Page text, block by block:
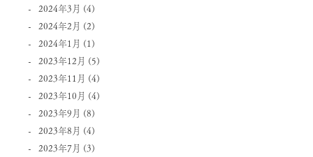
2024年3月 (4)
2024年2月 (2)
2024年1月 (1)
2023年12月 (5)
2023年11月 (4)
2023年10月 (4)
2023年9月 (8)
2023年8月 (4)
2023年7月 (3)